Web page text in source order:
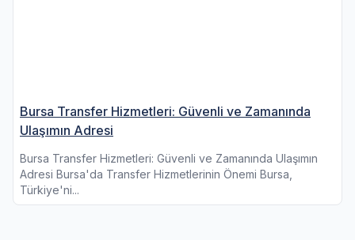
Bursa Transfer Hizmetleri: Güvenli ve Zamanında
Ulaşımın Adresi
Bursa Transfer Hizmetleri: Güvenli ve Zamanında Ulaşımın
Adresi Bursa'da Transfer Hizmetlerinin Önemi Bursa,
Türkiye'ni...